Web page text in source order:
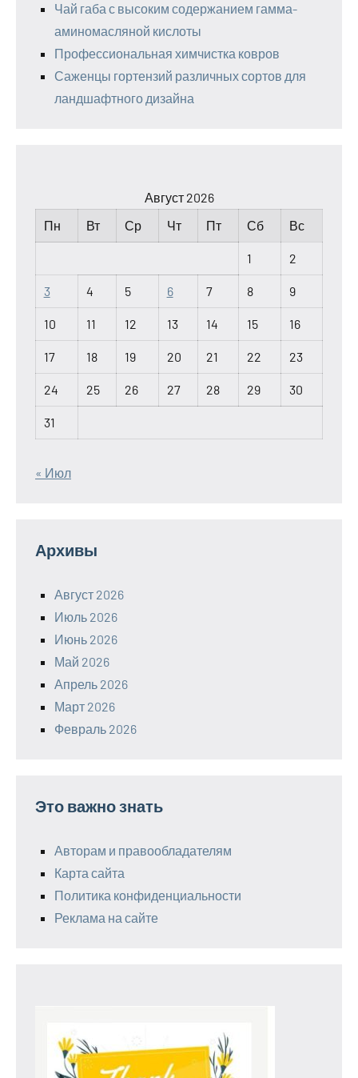
Чай габа с высоким содержанием гамма-
аминомасляной кислоты
Профессиональная химчистка ковров
Саженцы гортензий различных сортов для
ландшафтного дизайна
Август 2026
Пн
Вт Ср Чт Пт Сб Вс
1 2
3 4 5 6 7 8 9
10 11 12 13 14 15 16
17 18 19 20 21 22 23
24 25 26 27 28 29 30
31
« Июл
Архивы
Август 2026
Июль 2026
Июнь 2026
Май 2026
Апрель 2026
Март 2026
Февраль 2026
Это важно знать
Авторам и правообладателям
Карта сайта
Политика конфиденциальности
Реклама на сайте